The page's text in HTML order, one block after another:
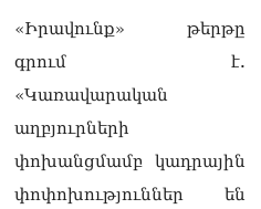
«Իրավունք» թերթը
գրում է.
«Կառավարական
աղբյուրների
փոխանցմամբ կադրային
փոփոխություններ են